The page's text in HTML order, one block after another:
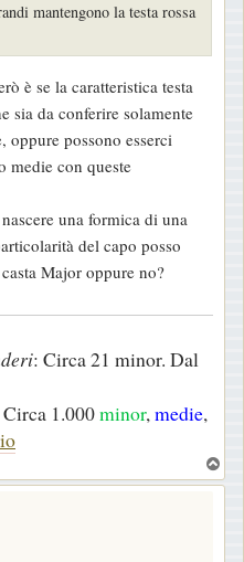
mantengono la testa rossa
è se la caratteristica testa
sia da conferire solamente
oppure possono esserci
medie con queste
una formica di una
del capo posso
Major oppure no?
: Circa 21 minor. Dal
1.000minor,medie,
o